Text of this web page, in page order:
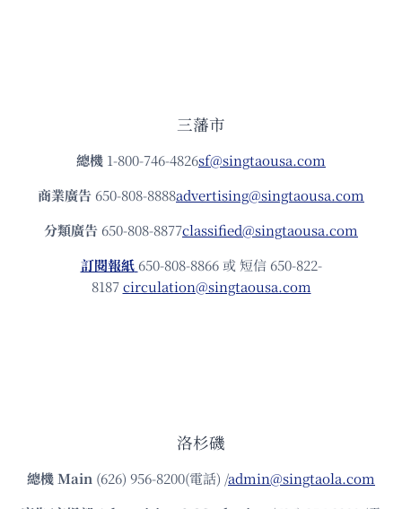
三藩市
總機 1-800-746-4826sf@singtaousa.com
商業廣告 650-808-8888advertising@singtaousa.com
分類廣告 650-808-8877classified@singtaousa.com
訂閱報紙 650-808-8866 或 短信 650-822-
8187circulation@singtaousa.com
洛杉磯
總機Main (626) 956-8200(電話) /admin@singtaola.com